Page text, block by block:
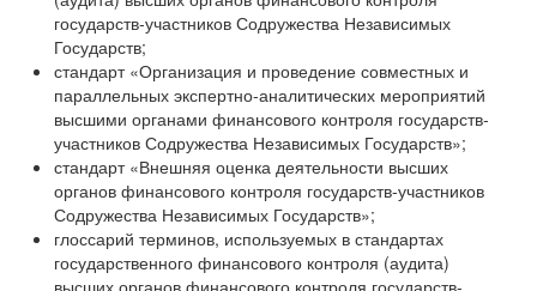
государств-участников Содружества Независимых
Государств;
стандарт «Организация и проведение совместных и
параллельных экспертно-аналитических мероприятий
высшими органами финансового контроля государств-
участников Содружества Независимых Государств»;
стандарт «Внешняя оценка деятельности высших
органов финансового контроля государств-участников
Содружества Независимых Государств»;
глоссарий терминов, используемых в стандартах
государственного финансового контроля (аудита)
высших органов финансового контроля государств-